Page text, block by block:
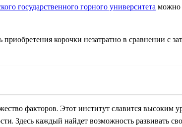
государственного горного университетаможно
корочки незатратно в сравнении с
факторов. Этот институт славится высоким
Здесь каждый найдет возможность развивать